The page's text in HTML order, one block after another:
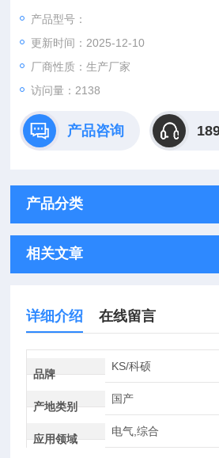
⑼.工作时间可以长达24小时（Z长），可
产品型号：
更新时间：2025-12-10
厂商性质：生产厂家
访问量：2138
产品咨询
产品分类
相关文章
详细介绍 在线留言
品牌
KS/科硕
产地类别
国产
应用领域
电气,综合